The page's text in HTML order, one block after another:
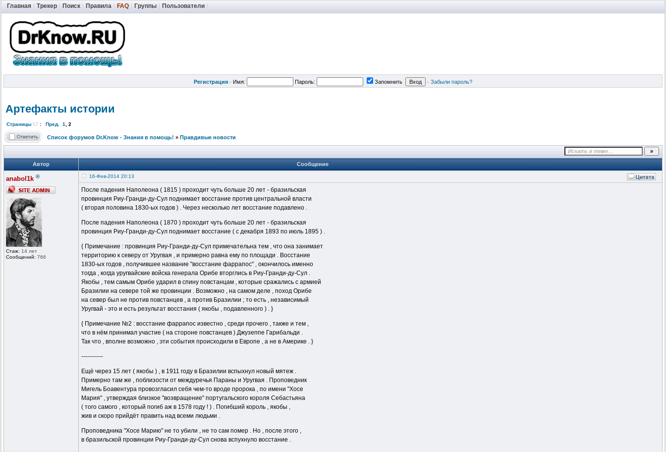
Главная Трекер Поиск Правила FAQ Группы Пользователи
Регистрация · Имя: Пароль: Запомнить · Забыли пароль?
Артефакты истории
Страницы : Пред. 1, 2
Список форумов Dr.Know - Знания в помощь! » Правдивые новости
Автор Сообщение
anabol1k ®
Стаж: 14 лет
Сообщений: 766
16-Фев-2014 20:13
После падения Наполеона ( 1815 ) проходит чуть больше 20 лет - бразильская
провинция Риу-Гранди-ду-Сул поднимает восстание против центральной власти
( вторая половина 1830-ых годов ) . Через несколько лет восстание подавлено .
После падения Наполеона ( 1870 ) проходит чуть больше 20 лет - бразильская
провинция Риу-Гранди-ду-Сул поднимает восстание ( с декабря 1893 по июль 1895 ) .
{ Примечание : провинция Риу-Гранди-ду-Сул примечательна тем , что она занимает
территорию к северу от Уругвая , и примерно равна ему по площади . Восстание
1830-ых годов , получившее название "восстание фаррапос" , окончилось именно
тогда , когда уругвайские войска генерала Орибе вторглись в Риу-Гранди-ду-Сул .
Якобы , тем самым Орибе ударил в спину повстанцам , которые сражались с армией
Бразилии на севере той же провинции . Возможно , на самом деле , поход Орибе
на север был не против повстанцев , а против Бразилии ; то есть , независимый
Уругвай - это и есть результат восстания ( якобы , подавленного ) . }
{ Примечание №2 : восстание фаррапос известно , среди прочего , также и тем ,
что в нём принимал участие ( на стороне повстанцев ) Джузеппе Гарибальди .
Так что , вполне возможно , эти события происходили в Европе , а не в Америке . }
-----------
Ещё через 15 лет ( якобы ) , в 1911 году в Бразилии вспыхнул новый мятеж .
Примерно там же , поблизости от междуречья Параны и Уругвая . Проповедник
Мигель Боавентура провозгласил себя чем-то вроде пророка , по имени "Хосе
Мария" , утверждая близкое "возвращение" португальского короля Себастьяна
( того самого , который погиб аж в 1578 году ! ) . Погибший король , якобы ,
жив и скоро прийдёт править над всеми людьми .
Проповедника "Хосе Марию" не то убили , не то сам помер . Но , после этого ,
в бразильской провинции Риу-Гранди-ду-Сул снова вспухнуло восстание .